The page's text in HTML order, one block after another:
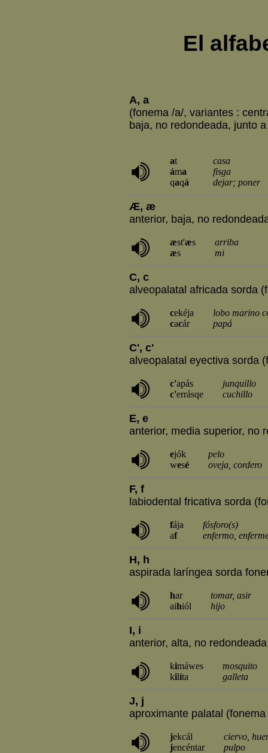
El
A, a
(fonema /a/, variantes :
baja, no redondeada, junto
at
áma
qaqá
casa
fisga
dejar; poner
Æ, æ
anterior, baja, no
æst'æs
æs
arriba
mi
C, c
alveopalatal africada sorda
cekéja
cacár
lobo marino
papá
C', c'
alveopalatal eyectiva sorda
c'apás
c'errásqe
junquillo
cuchillo
E, e
anterior, media superior, no
ejók
wesé
pelo
oveja, cordero
F, f
labiodental fricativa sorda
fája
af
fósforo(s)
enfermo,
H, h
aspirada laríngea sorda
har
aihiól
tomar, asir
hijo
I, i
anterior, alta, no
kimáwes
kilíta
mosquito
galleta
J, j
aproximante palatal (fonema
jekcál
jencéntar
ciervo,
pulpo